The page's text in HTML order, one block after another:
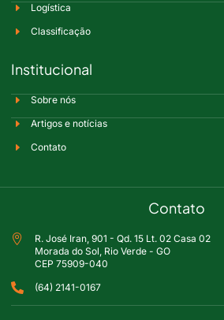
Logística
Classificação
Institucional
Sobre nós
Artigos e notícias
Contato
Contato
R. José Iran, 901 - Qd. 15 Lt. 02 Casa 02
Morada do Sol, Rio Verde - GO
CEP 75909-040
(64) 2141-0167